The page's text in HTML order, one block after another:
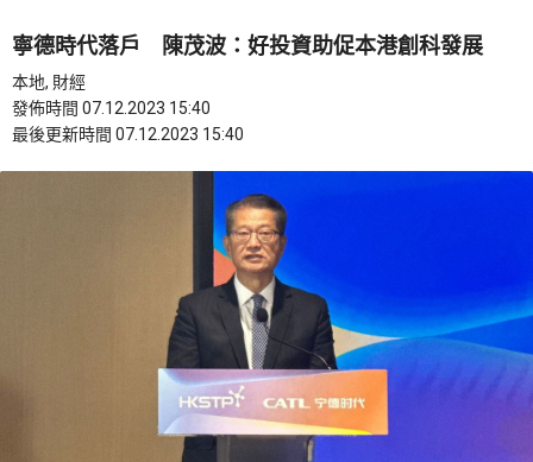
寧德時代落戶 陳茂波：好投資助促本港創科發展
本地, 財經
發佈時間 07.12.2023 15:40
最後更新時間 07.12.2023 15:40